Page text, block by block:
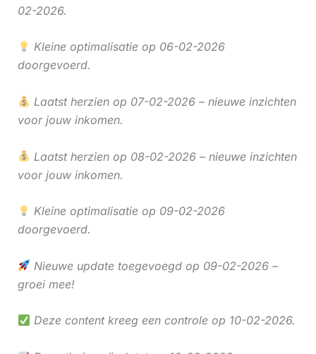
02-2026.
Kleine optimalisatie op 06-02-2026
doorgevoerd.
Laatst herzien op 07-02-2026 – nieuwe inzichten
voor jouw inkomen.
Laatst herzien op 08-02-2026 – nieuwe inzichten
voor jouw inkomen.
Kleine optimalisatie op 09-02-2026
doorgevoerd.
Nieuwe update toegevoegd op 09-02-2026 –
groei mee!
Deze content kreeg een controle op 10-02-2026.